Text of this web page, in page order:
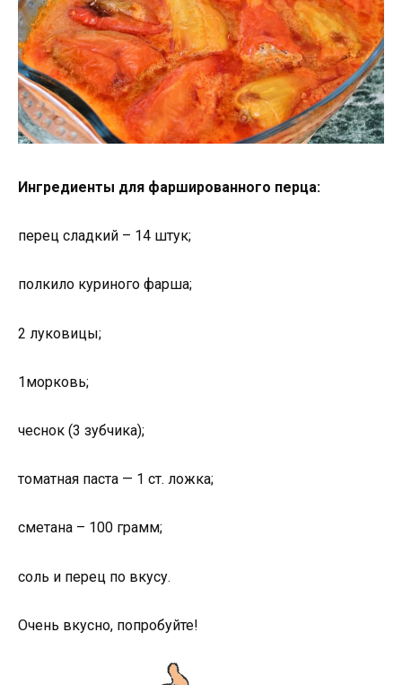
Ингредиенты для фаршированного перца:
перец сладкий – 14 штук;
полкило куриного фарша;
2 луковицы;
1морковь;
чеснок (3 зубчика);
томатная паста — 1 ст. ложка;
сметана – 100 грамм;
соль и перец по вкусу.
Очень вкусно, попробуйте!